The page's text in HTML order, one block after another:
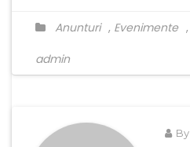
Anunturi , Evenimente ,
admin
By